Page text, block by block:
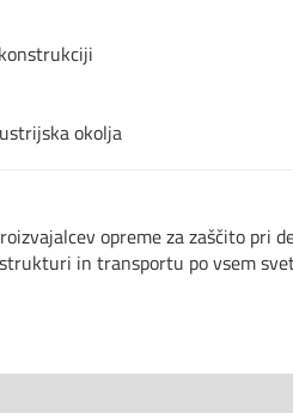
okolja
opreme za zaščito pri
in transportu po vsem